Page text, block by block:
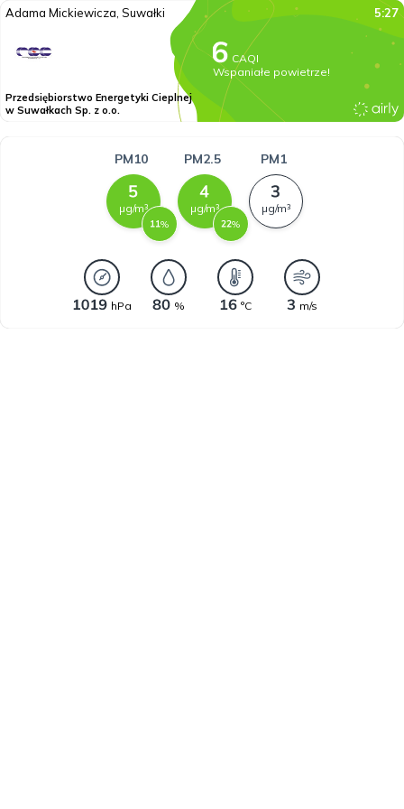
Adama Mickiewicza, Suwałki 5:27
CAQI
Wspaniałe powietrze!
Przedsiębiorstwo Energetyki Cieplnej
w Suwałkach Sp. z o.o.
PM10
µg/m³
%
PM2.5
µg/m³
%
PM1
µg/m³
hPa % °C m/s